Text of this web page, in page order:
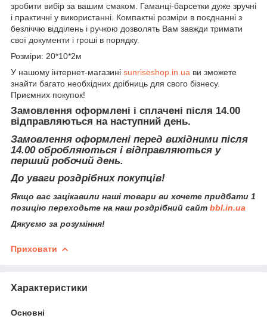
зробити вибір за вашим смаком. Гаманці-барсетки дуже зручні
і практичні у використанні. Компактні розміри в поєднанні з
безліччю відділень і ручкою дозволять Вам завжди тримати
свої документи і гроші в порядку.
Розміри: 20*10*2м
У нашому інтернет-магазині sunriseshop.in.ua ви зможете
знайти багато необхідних дрібниць для свого бізнесу.
Приємних покупок!
Замовлення оформлені і сплачені після 14.00
відправляються на наступний день.
Замовлення оформлені перед вихідними після
14.00 обробляються і відправляються у
перший робочий день.
До уваги роздрібних покупців!
Якщо вас зацікавили наші товари ви хочете придбати 1
позицію переходьте на наш роздрібний сайт bbl.in.ua
Дякуємо за розуміння!
Приховати
Характеристики
Основні